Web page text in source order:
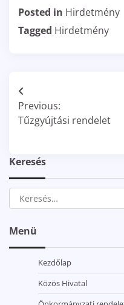
Posted in Hirdetmény
Tagged Hirdetmény
Bejegyzés
navigáció
Previous:
Tűzgyújtási rendelet
Keresés
Keresés:
Menü
Kezdőlap
Közös Hivatal